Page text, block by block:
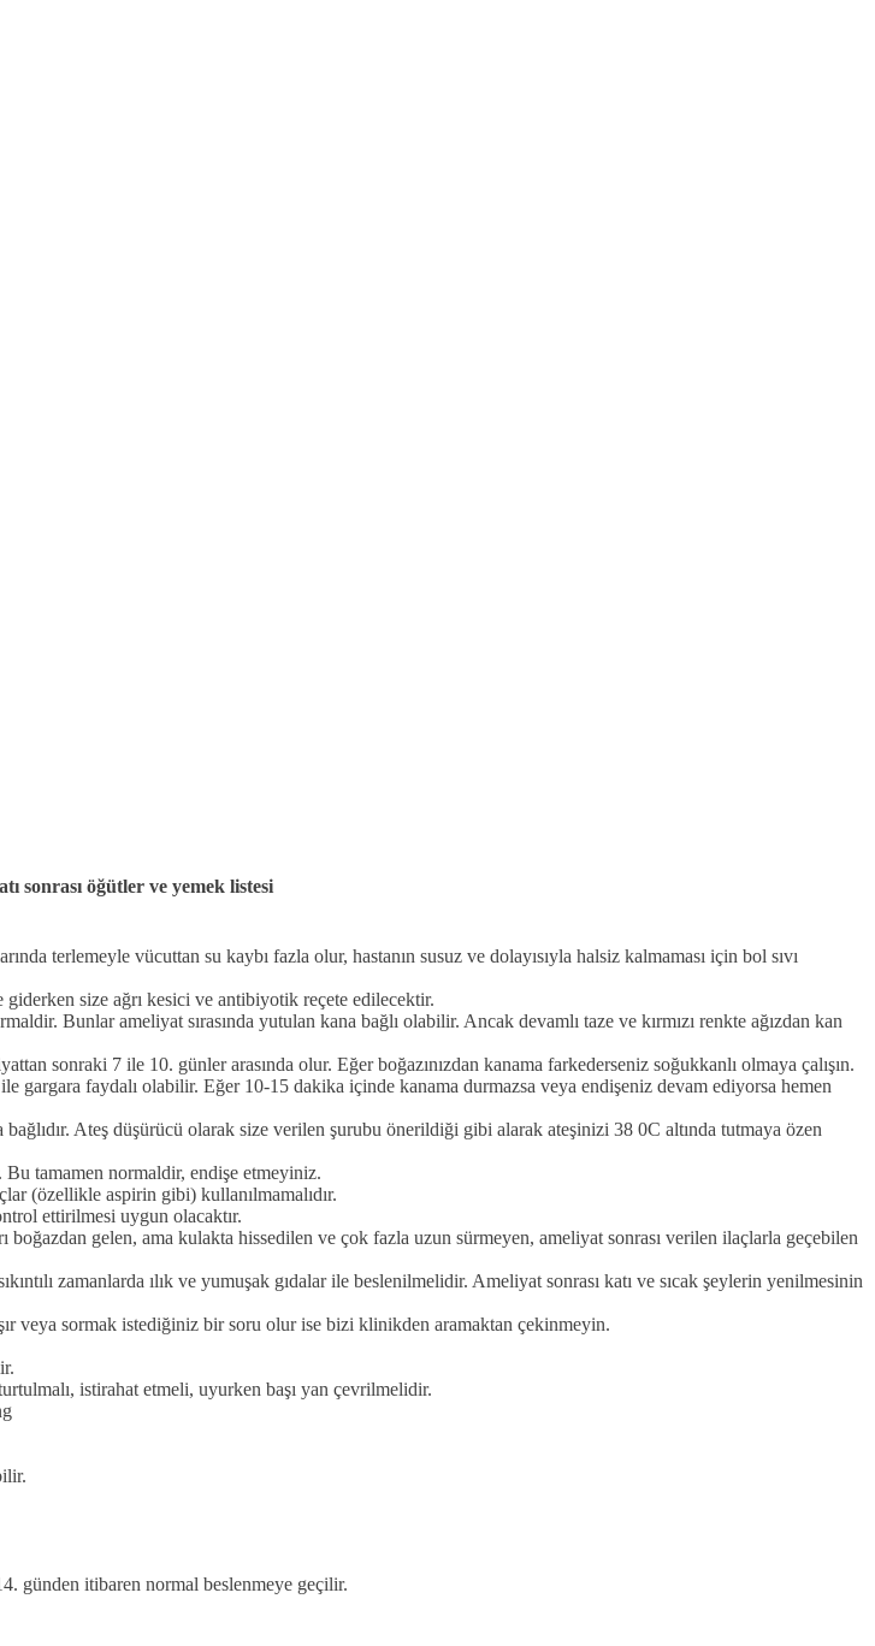
sonrası öğütler ve yemek listesi
terlemeyle vücuttan su kaybı fazla olur, hastanın susuz ve dolayısıyla halsiz kalmaması için bol sıvı
size ağrı kesici ve antibiyotik reçete edilecektir.
Bunlar ameliyat sırasında yutulan kana bağlı olabilir. Ancak devamlı taze ve kırmızı renkte ağızdan kan
sonraki 7 ile 10. günler arasında olur. Eğer boğazınızdan kanama farkederseniz soğukkanlı olmaya çalışın.
faydalı olabilir. Eğer 10-15 dakika içinde kanama durmazsa veya endişeniz devam ediyorsa hemen
Ateş düşürücü olarak size verilen şurubu önerildiği gibi alarak ateşinizi 38 0C altında tutmaya özen
tamamen normaldir, endişe etmeyiniz.
(özellikle aspirin gibi) kullanılmamalıdır.
ettirilmesi uygun olacaktır.
boğazdan gelen, ama kulakta hissedilen ve çok fazla uzun sürmeyen, ameliyat sonrası verilen ilaçlarla geçebilen
zamanlarda ılık ve yumuşak gıdalar ile beslenilmelidir. Ameliyat sonrası katı ve sıcak şeylerin yenilmesinin
veya sormak istediğiniz bir soru olur ise bizi klinikden aramaktan çekinmeyin.
istirahat etmeli, uyurken başı yan çevrilmelidir.
günden itibaren normal beslenmeye geçilir.